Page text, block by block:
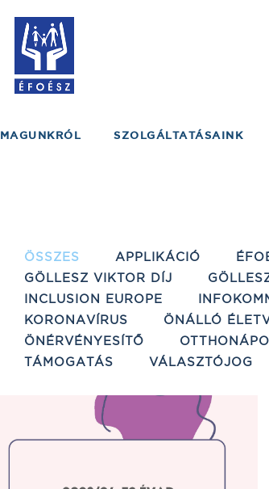
MAGUNKRÓL SZOLGÁLTATÁSAINK
ÖSSZES APPLIKÁCIÓ
GÖLLESZ VIKTOR DÍJ
INCLUSION EUROPE
KORONAVÍRUS
ÖNÁLLÓ
ÖNÉRVÉNYESÍTŐ
TÁMOGATÁS
VÁLASZTÓJOG